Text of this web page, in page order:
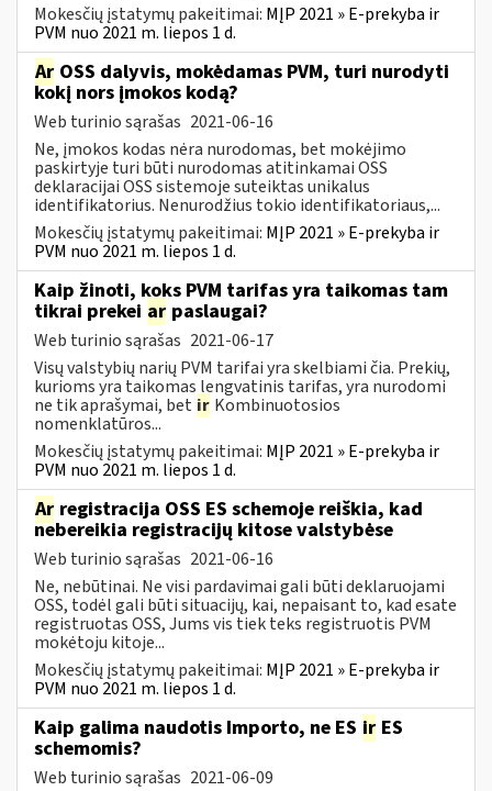
Mokesčių įstatymų pakeitimai: MĮP 2021 » E-prekyba ir
PVM nuo 2021 m. liepos 1 d.
Ar OSS dalyvis, mokėdamas PVM, turi nurodyti
kokį nors įmokos kodą?
Web turinio sąrašas 2021-06-16
Ne, įmokos kodas nėra nurodomas, bet mokėjimo
paskirtyje turi būti nurodomas atitinkamai OSS
deklaracijai OSS sistemoje suteiktas unikalus
identifikatorius. Nenurodžius tokio identifikatoriaus,...
Mokesčių įstatymų pakeitimai: MĮP 2021 » E-prekyba ir
PVM nuo 2021 m. liepos 1 d.
Kaip žinoti, koks PVM tarifas yra taikomas tam
tikrai prekei ar paslaugai?
Web turinio sąrašas 2021-06-17
Visų valstybių narių PVM tarifai yra skelbiami čia. Prekių,
kurioms yra taikomas lengvatinis tarifas, yra nurodomi
ne tik aprašymai, bet ir Kombinuotosios
nomenklatūros...
Mokesčių įstatymų pakeitimai: MĮP 2021 » E-prekyba ir
PVM nuo 2021 m. liepos 1 d.
Ar registracija OSS ES schemoje reiškia, kad
nebereikia registracijų kitose valstybėse
Web turinio sąrašas 2021-06-16
Ne, nebūtinai. Ne visi pardavimai gali būti deklaruojami
OSS, todėl gali būti situacijų, kai, nepaisant to, kad esate
registruotas OSS, Jums vis tiek teks registruotis PVM
mokėtoju kitoje...
Mokesčių įstatymų pakeitimai: MĮP 2021 » E-prekyba ir
PVM nuo 2021 m. liepos 1 d.
Kaip galima naudotis Importo, ne ES ir ES
schemomis?
Web turinio sąrašas 2021-06-09